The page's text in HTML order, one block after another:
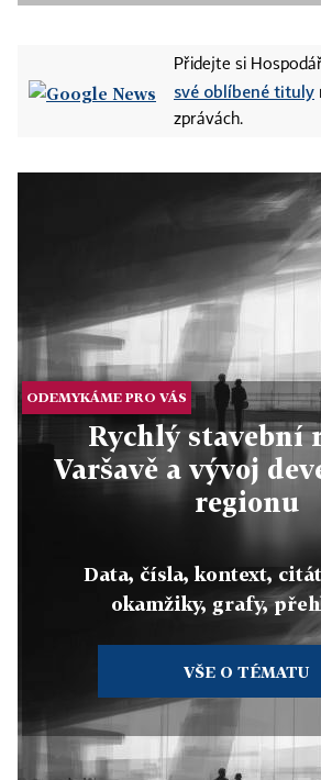
Přidejte si
své oblíbené tituly
zprávách.
ODEMYKÁME PRO VÁS
Rychlý stavební
Varšavě a vývoj
regionu
Data, čísla, kontext,
okamžiky, grafy,
VŠE O TÉMATU